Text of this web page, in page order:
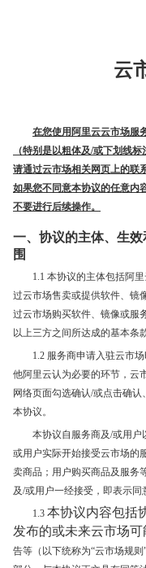
云
在您使用阿里云云市场服
（特别是以粗体及/或下划线
请通过云市场相关网页上的联
如果您不同意本协议的任意内
不要进行后续操作。
一、协议的主体、生效
1.1 本协议的主体包括阿
过云市场售卖或提供软件、镜
过云市场购买软件、镜像或服
以上三方之间所达成的基本条
1.2 服务商申请入驻云市
他阿里云认为必要的环节，云
网络页面勾选确认/或点击确
本协议。
本协议自服务商及/或用
或用户实际开始接受云市场的
卖商品；用户购买商品及服务
及/或用户一经接受，即表示同
1.3 本协议内容包括
发布的或未来云市场可
告等（以下统称为“云市场规